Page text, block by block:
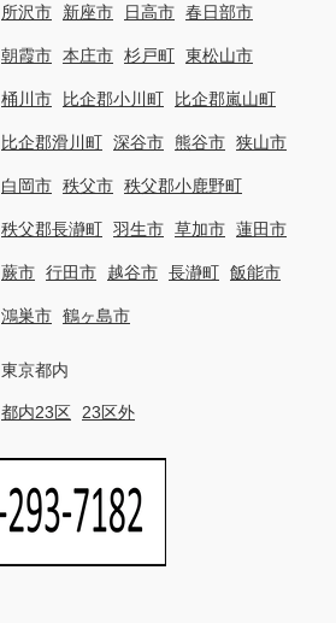
所沢市 新座市 日高市 春日部市
朝霞市 本庄市 杉戸町 東松山市
桶川市 比企郡小川町 比企郡嵐山町
比企郡滑川町 深谷市 熊谷市 狭山市
白岡市 秩父市 秩父郡小鹿野町
秩父郡長瀞町 羽生市 草加市 蓮田市
蕨市 行田市 越谷市 長瀞町 飯能市
鴻巣市 鶴ヶ島市
東京都内
都内23区 23区外